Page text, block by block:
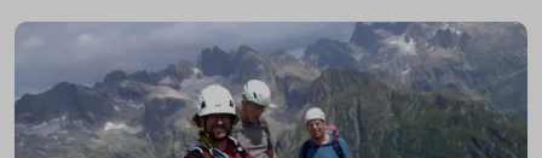
Dieses Jahr konnten wir wieder ein erfolgreiches Fest mit
mehr erfahren